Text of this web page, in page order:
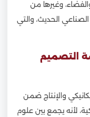
وغيرها من
الحديث، والتي
التصميم
والإنتاج ضمن
لأنه يجمع بين علوم